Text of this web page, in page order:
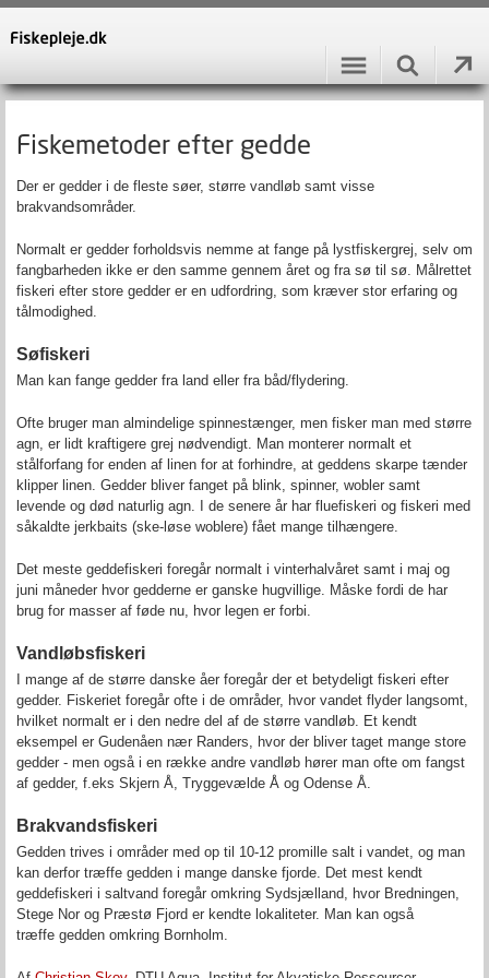
Fiskemetoder efter gedde
Der er gedder i de fleste søer, større vandløb samt visse
brakvandsområder.
Normalt er gedder forholdsvis nemme at fange på lystfiskergrej, selv om
fangbarheden ikke er den samme gennem året og fra sø til sø. Målrettet
fiskeri efter store gedder er en udfordring, som kræver stor erfaring og
tålmodighed.
Søfiskeri
Man kan fange gedder fra land eller fra båd/flydering.
Ofte bruger man almindelige spinnestænger, men fisker man med større
agn, er lidt kraftigere grej nødvendigt. Man monterer normalt et
stålforfang for enden af linen for at forhindre, at geddens skarpe tænder
klipper linen. Gedder bliver fanget på blink, spinner, wobler samt
levende og død naturlig agn. I de senere år har fluefiskeri og fiskeri med
såkaldte jerkbaits (ske-løse woblere) fået mange tilhængere.
Det meste geddefiskeri foregår normalt i vinterhalvåret samt i maj og
juni måneder hvor gedderne er ganske hugvillige. Måske fordi de har
brug for masser af føde nu, hvor legen er forbi.
Vandløbsfiskeri
I mange af de større danske åer foregår der et betydeligt fiskeri efter
gedder. Fiskeriet foregår ofte i de områder, hvor vandet flyder langsomt,
hvilket normalt er i den nedre del af de større vandløb. Et kendt
eksempel er Gudenåen nær Randers, hvor der bliver taget mange store
gedder - men også i en række andre vandløb hører man ofte om fangst
af gedder, f.eks Skjern Å, Tryggevælde Å og Odense Å.
Brakvandsfiskeri
Gedden trives i områder med op til 10-12 promille salt i vandet, og man
kan derfor træffe gedden i mange danske fjorde. Det mest kendt
geddefiskeri i saltvand foregår omkring Sydsjælland, hvor Bredningen,
Stege Nor og Præstø Fjord er kendte lokaliteter. Man kan også
træffe gedden omkring Bornholm.